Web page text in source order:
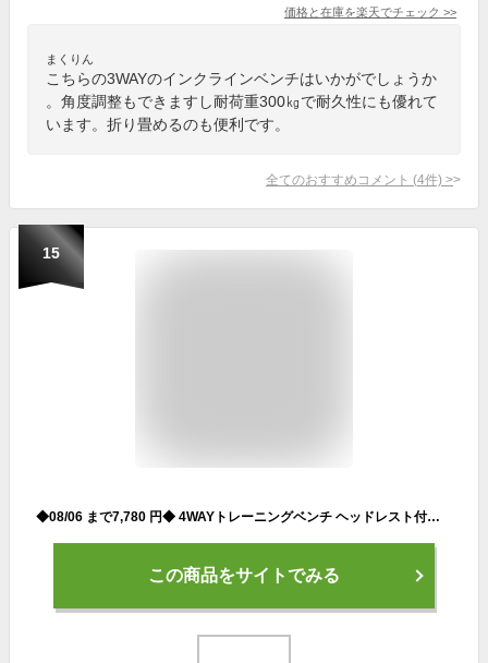
価格と在庫を楽天でチェック >>
まくりん
こちらの3WAYのインクラインベンチはいかがでしょうか
。角度調整もできますし耐荷重300㎏で耐久性にも優れて
います。折り畳めるのも便利です。
全てのおすすめコメント (4件) >
15
◆08/06 まで7,780 円◆ 4WAYトレーニングベンチ ヘッドレスト付き アジャスタブルベンチ デクラインベンチ インクラインベンチ フラットベンチ ダンベル トレーニング ベンチ ベンチプレス ホームジム
この商品をサイトでみる